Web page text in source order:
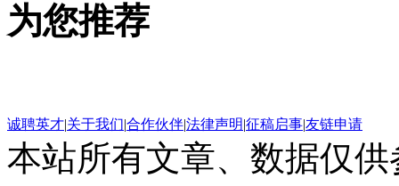
为您推荐
诚聘英才|关于我们|合作伙伴|法律声明|征稿启事|友链申请
本站所有文章、数据仅